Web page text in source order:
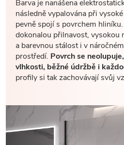
Barva je nanášena
následně vypalována při
pevně spojí s povrchem
dokonalou přilnavost, vysokou
a barevnou stálost i v
prostředí. Povrch se
vlhkosti, běžné údržbě i
profily si tak zachovávají svůj